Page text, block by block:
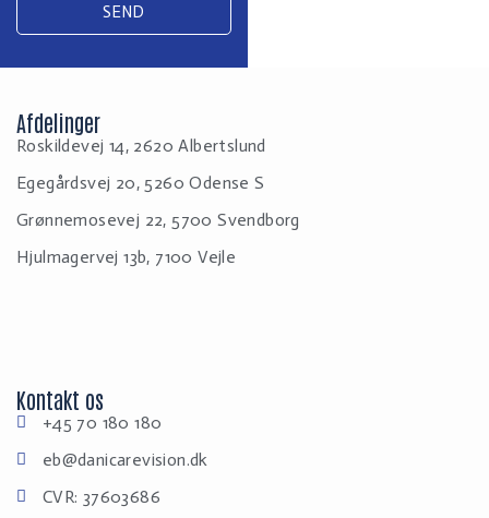
SEND
Afdelinger
Roskildevej 14, 2620 Albertslund
Egegårdsvej 20, 5260 Odense S
Grønnemosevej 22, 5700 Svendborg
Hjulmagervej 13b, 7100 Vejle
Kontakt os
+45 70 180 180
eb@danicarevision.dk
CVR: 37603686